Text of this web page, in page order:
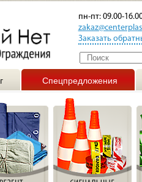
пн-пт: 09.00-
Заказать
Спецпредложения